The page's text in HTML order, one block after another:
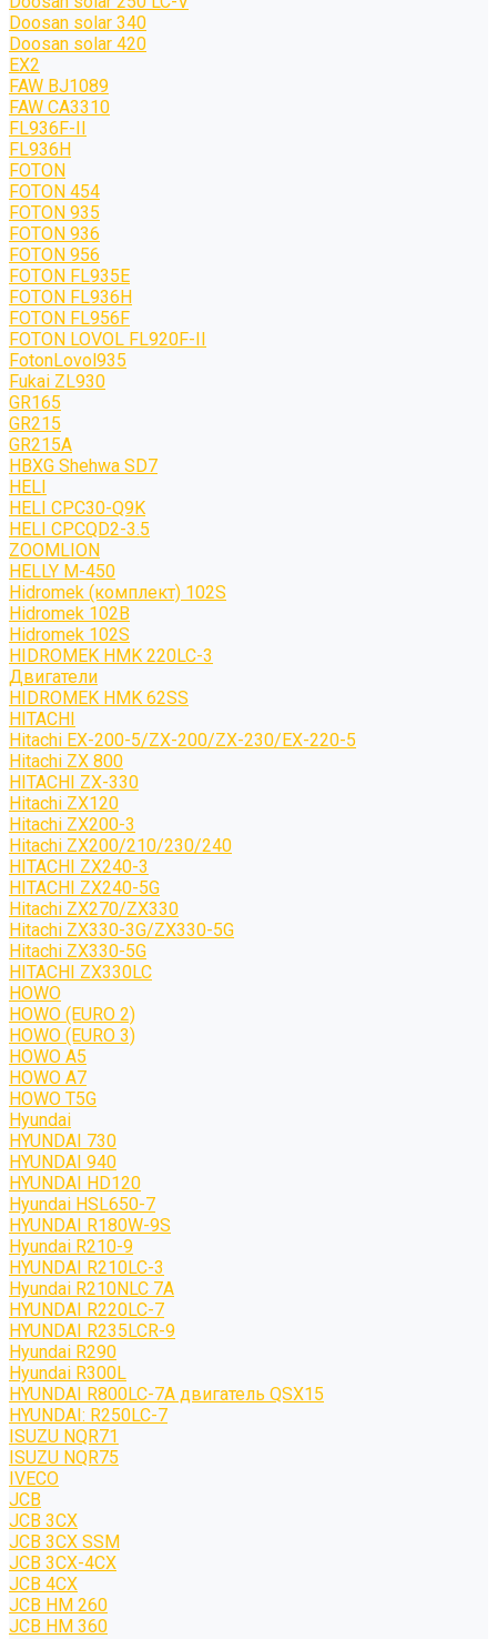
Doosan solar 340
Doosan solar 420
EX2
FAW BJ1089
FAW CA3310
FL936F-II
FL936H
FOTON
FOTON 454
FOTON 935
FOTON 936
FOTON 956
FOTON FL935E
FOTON FL936H
FOTON FL956F
FOTON LOVOL FL920F-II
FotonLovol935
Fukai ZL930
GR165
GR215
GR215A
HBXG Shehwa SD7
HELI
HELI CPC30-Q9K
HELI CPCQD2-3.5
ZOOMLION
HELLY M-450
Hidromek (комплект) 102S
Hidromek 102B
Hidromek 102S
HIDROMEK HMK 220LC-3
Двигатели
HIDROMEK HMK 62SS
HITACHI
Hitachi EX-200-5/ZX-200/ZX-230/EX-220-5
Hitachi ZX 800
HITACHI ZX-330
Hitachi ZX120
Hitachi ZX200-3
Hitachi ZX200/210/230/240
HITACHI ZX240-3
HITACHI ZX240-5G
Hitachi ZX270/ZX330
Hitachi ZX330-3G/ZX330-5G
Hitachi ZX330-5G
HITACHI ZX330LC
HOWO
HOWO (EURO 2)
HOWO (EURO 3)
HOWO A5
HOWO A7
HOWO T5G
Hyundai
HYUNDAI 730
HYUNDAI 940
HYUNDAI HD120
Hyundai HSL650-7
HYUNDAI R180W-9S
Hyundai R210-9
HYUNDAI R210LC-3
Hyundai R210NLC 7A
HYUNDAI R220LC-7
HYUNDAI R235LCR-9
Hyundai R290
Hyundai R300L
HYUNDAI R800LC-7A двигатель QSX15
HYUNDAI: R250LC-7
ISUZU NQR71
ISUZU NQR75
IVECO
JCB
JCB 3CX
JCB 3CX SSM
JCB 3CX-4CX
JCB 4CX
JCB HM 260
JCB HM 360